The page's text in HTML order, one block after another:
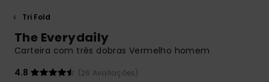
conversa
respostas
para as
DESEJO
Tri Fold
The Everydaily
Carteira com três dobras Vermelho homem
4.8
(26 Avaliações)